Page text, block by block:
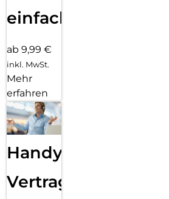
einfach
ab 9,99 €
inkl. MwSt.
Mehr
erfahren
Handy
Vertragsabwicklung